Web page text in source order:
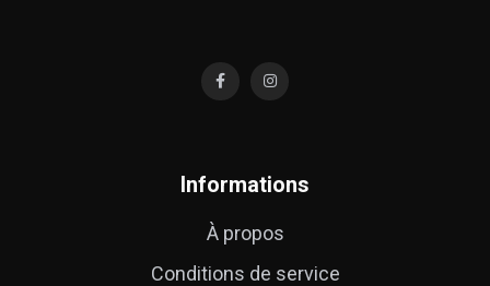
Informations
À propos
Conditions de service